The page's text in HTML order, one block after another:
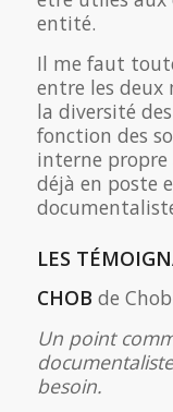
entité.
Il me faut
entre les
la diversité
fonction des
interne propre
déjà en poste
LES
CHOB de
Un point
besoin.